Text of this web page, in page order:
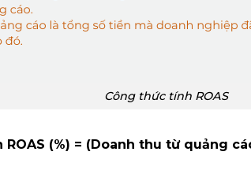
Công thức tính ROAS
(%) = (Doanh thu từ quảng